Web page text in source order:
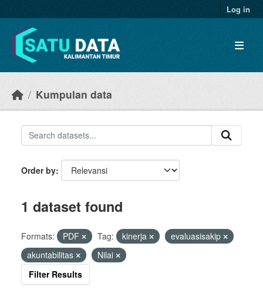
Log in
Kumpulan data
Order by
1 dataset found
Formats: PDF Tag: kinerja
evaluasisakip
akuntabilitas
Nilai
Filter Results